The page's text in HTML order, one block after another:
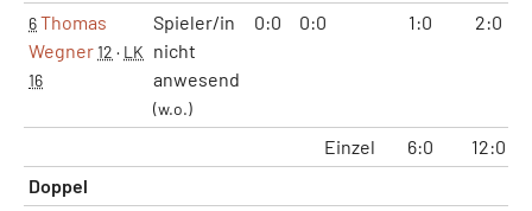
6Thomas
Wegner12 · LK
16
Spieler/in
nicht
anwesend
(w.o.)
0:0 0:0 1:0 2:0
Einzel 6:0 12:0
Doppel